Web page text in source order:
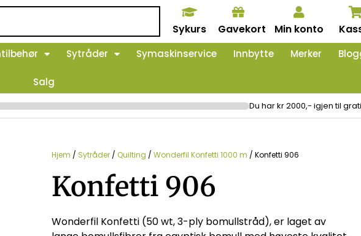
Sykurs Gavekort Min konto
Sytråder Symaskinservice Innbytte Merker
Salg
Du har kr 2000,- igjen til
Hjem / Sytråder / Quilting / Wonderfil Konfetti 1000 m / Konfetti 906
Konfetti 906
Wonderfil Konfetti (50 wt, 3-ply bomullstråd), er laget av